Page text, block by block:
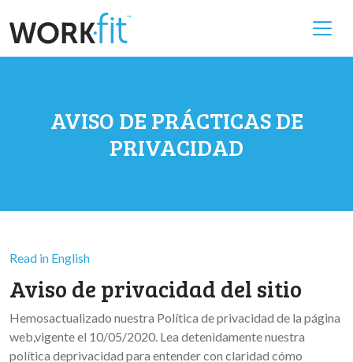
AVISO DE PRÁCTICAS DE
PRIVACIDAD
Read in English
Aviso de privacidad del sitio
Hemosactualizado nuestra Política de privacidad de la página
web,vigente el 10/05/2020. Lea detenidamente nuestra
política deprivacidad para entender con claridad cómo